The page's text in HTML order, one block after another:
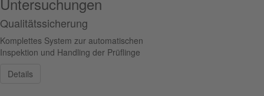
Qualitätssicherung
Komplettes System zur automatischen
Inspektion und Handling der Prüflinge
Details